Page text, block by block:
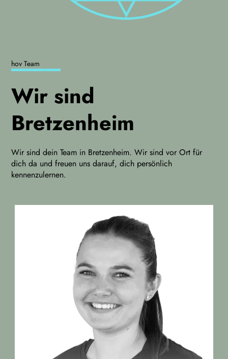
hov Team
Wir sind
Bretzenheim
Wir sind dein Team in Bretzenheim. Wir sind vor Ort für
dich da und freuen uns darauf, dich persönlich
kennenzulernen.